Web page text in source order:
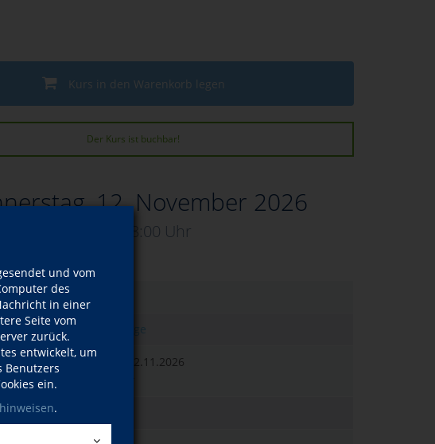
und vom
des
in einer
Seite vom
zurück.
entwickelt, um
Benutzers
ein.
.
Kurs in den Warenkorb legen
Der Kurs ist buchbar!
12. November 2026
16:00–18:00 Uhr
262-4101 K
Helmut Lange
Donnerstag, 12.11.2026